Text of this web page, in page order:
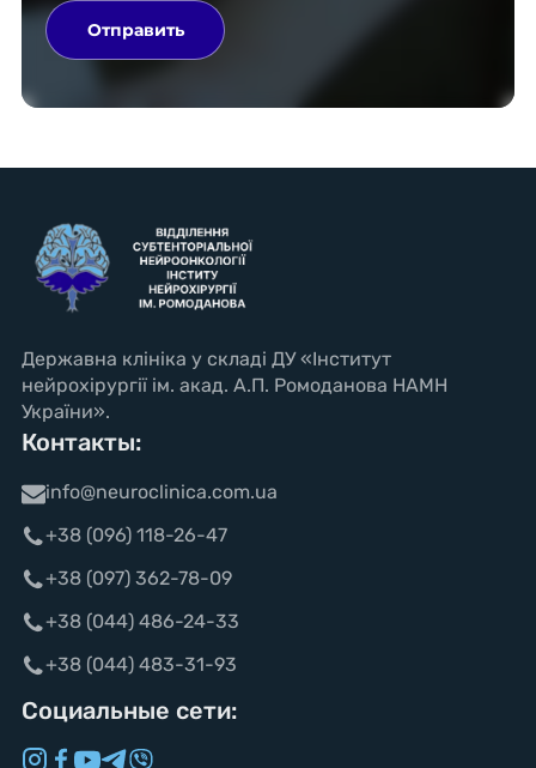
Державна клініка у складі ДУ «Інститут
нейрохірургії ім. акад. А.П. Ромоданова НАМН
України».
Контакты:
info@neuroclinica.com.ua
+38 (096) 118-26-47
+38 (097) 362-78-09
+38 (044) 486-24-33
+38 (044) 483-31-93
Социальные сети: